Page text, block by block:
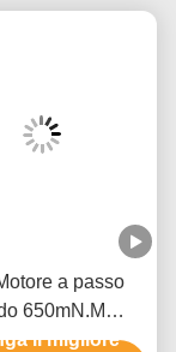
a passo
650mN.M
NEMA 24
il migliore